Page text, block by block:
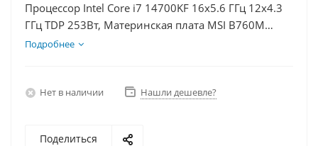
Процессор Intel Core i7 14700KF 16x5.6 ГГц 12x4.3
ГГц TDP 253Вт, Материнская плата MSI B760M
BOMBER WIFI D5, Видеокарта RTX 4090 24Гб,
Подробнее
Нет в наличии Нашли дешевле?
Поделиться